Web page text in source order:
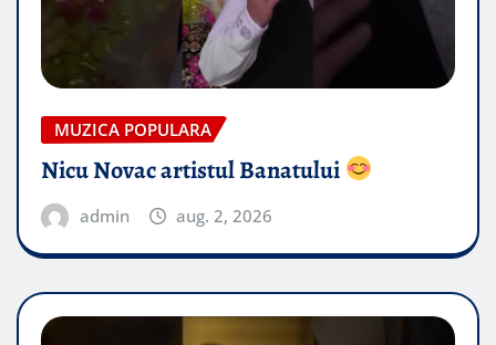
MUZICA POPULARA
Nicu Novac artistul Banatului
admin aug. 2, 2026